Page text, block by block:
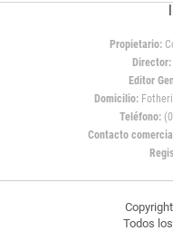
Propietario:
Director:
Editor
Domicilio:
Teléfono:
Contacto
Copyright
Todos